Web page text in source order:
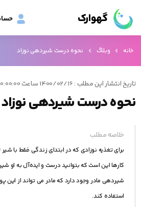
گهوارک
خانه وبلاگ نحوه درست شیردهی نوزاد
تاریخ انتشار این مطلب : 1400/02/16 ساعت 00:00:00
نحوه درست شیردهی نوزاد
خلاصه مطلب
برای تغذیه نوزادی که در ابتدای زندگی فقط با
کارها این است که بتوانید درست و ایده‌آل به او
شیردهی مادر وجود دارد که مادر می تواند از این
استفاده کند.